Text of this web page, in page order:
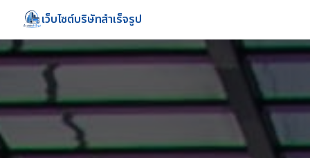
เว็บไซต์บริษัทสำเร็จรูป